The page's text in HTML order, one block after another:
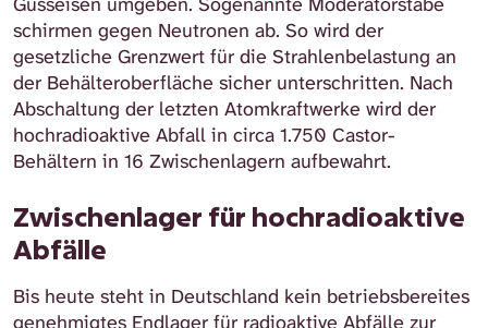
schirmen gegen Neutronen ab. So wird der
gesetzliche Grenzwert für die Strahlenbelastung an
der Behälteroberfläche sicher unterschritten. Nach
Abschaltung der letzten Atomkraftwerke wird der
hochradioaktive Abfall in circa 1.750 Castor-
Behältern in 16 Zwischenlagern aufbewahrt.
Zwischenlager für hochradioaktive
Abfälle
Bis heute steht in Deutschland kein betriebsbereites
genehmigtes Endlager für radioaktive Abfälle zur